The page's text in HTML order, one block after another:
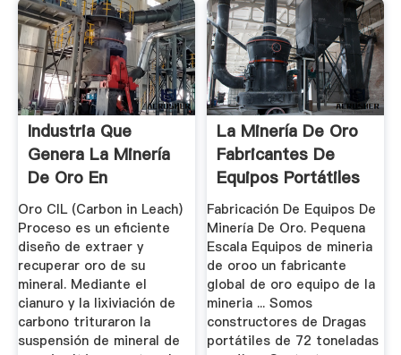
Industria Que
Genera La Minería
De Oro En
Venezuela.
Oro CIL (Carbon in Leach)
Proceso es un eficiente
diseño de extraer y
recuperar oro de su
mineral. Mediante el
cianuro y la lixiviación de
carbono trituraron la
suspensión de mineral de
La Minería De Oro
Fabricantes De
Equipos Portátiles
Fabricación De Equipos De
Minería De Oro. Pequena
Escala Equipos de mineria
de oroo un fabricante
global de oro equipo de la
mineria ... Somos
constructores de Dragas
portátiles de 72 toneladas